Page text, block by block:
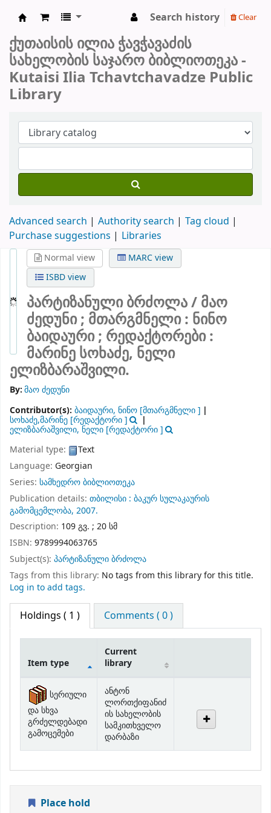
Search history Clear
ქუთაისის ილია ჭავჭავაძის
სახელობის საჯარო ბიბლიოთეკა -
Kutaisi Ilia Tchavtchavadze Public
Library
Advanced search Authority search
Tag cloud
Purchase suggestions
Libraries
Normal view
MARC view
ISBD view
პარტიზანული ბრძოლა /მაო
ძედუნი ; მთარგმნელი : ნინო
ბაიდაური ; რედაქტორები :
მარინე სოხაძე, ნელი
ელიზბარაშვილი.
By:მაო ძედუნი
Contributor(s): ბაიდაური, ნინო [მთარგმნელი ]
სოხაძე,მარინე [რედაქტორი ]
ელიზბარაშვილი, ნელი [რედაქტორი ]
Material type:
Text
Language: Georgian
Series: სამხედრო ბიბლიოთეკა
Publication details: თბილისი : ბაკურ სულაკაურის
გამომცემლობა, 2007.
Description: 109 გვ. ; 20 სმ
ISBN: 9789994063765
Subject(s): პარტიზანული ბრძოლა
Tags from this library: No tags from this library for this title.
Log in to add tags.
Holdings ( 1 ) Comments ( 0 )
Holdings
Item type
Current
library
სერიული
და სხვა
გრძელდებადი
გამოცემები
ანტონ
ლორთქიფანიძ
ის სახელობის
სამკითხველო
დარბაზი
Place hold